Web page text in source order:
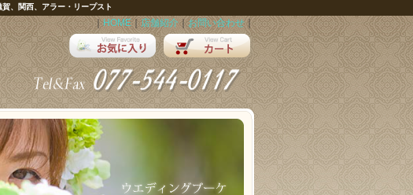
、関西、アラー・リープスト
｜ HOME｜ 店舗紹介 ｜お問い合わせ｜